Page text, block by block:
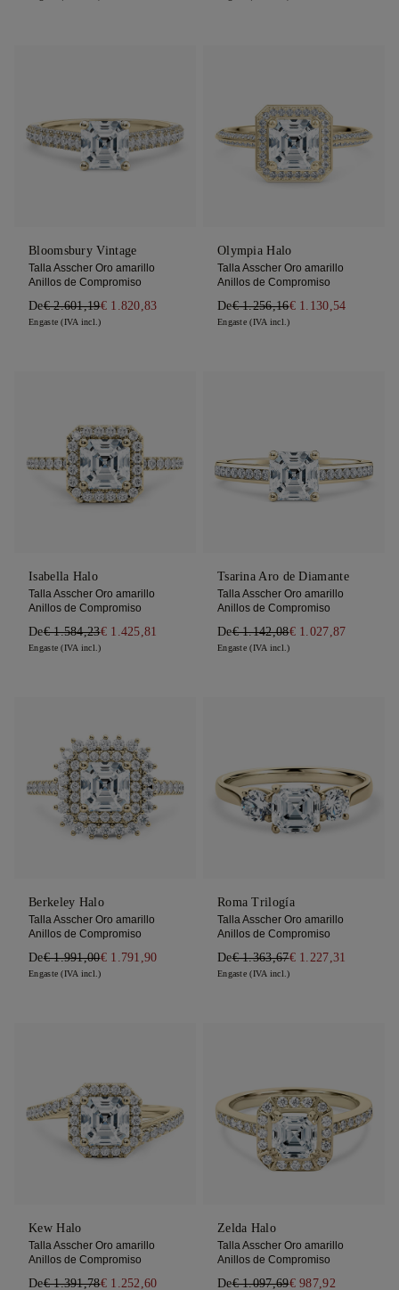
Bloomsbury Vintage
Talla Asscher Oro amarillo
Anillos de Compromiso
De€ 2.601,19€ 1.820,83
Engaste (IVA incl.)
Olympia Halo
Talla Asscher Oro amarillo
Anillos de Compromiso
De€ 1.256,16€ 1.130,54
Engaste (IVA incl.)
Isabella Halo
Talla Asscher Oro amarillo
Anillos de Compromiso
De€ 1.584,23€ 1.425,81
Engaste (IVA incl.)
Tsarina Aro de Diamante
Talla Asscher Oro amarillo
Anillos de Compromiso
De€ 1.142,08€ 1.027,87
Engaste (IVA incl.)
Berkeley Halo
Talla Asscher Oro amarillo
Anillos de Compromiso
De€ 1.991,00€ 1.791,90
Engaste (IVA incl.)
Roma Trilogía
Talla Asscher Oro amarillo
Anillos de Compromiso
De€ 1.363,67€ 1.227,31
Engaste (IVA incl.)
Kew Halo
Talla Asscher Oro amarillo
Anillos de Compromiso
De€ 1.391,78€ 1.252,60
Zelda Halo
Talla Asscher Oro amarillo
Anillos de Compromiso
De€ 1.097,69€ 987,92